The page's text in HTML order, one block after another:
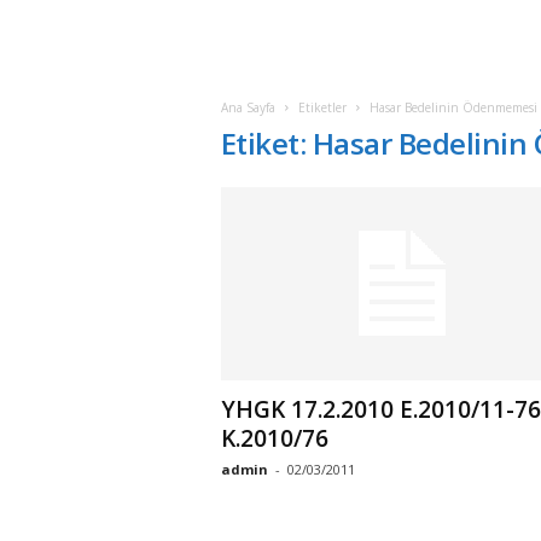
Ana Sayfa Etiketler Hasar Bedelinin Ödenmemesi
Etiket: Hasar Bedelinin
YHGK 17.2.2010 E.2010/11-
K.2010/76
admin - 02/03/2011